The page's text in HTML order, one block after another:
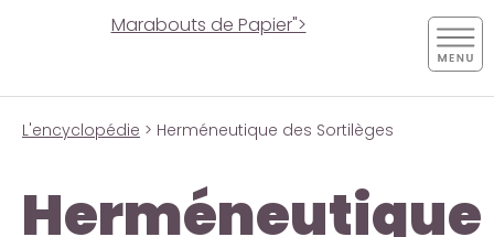
Marabouts de Papier">
L'encyclopédie > Herméneutique des Sortilèges
Herméneutique